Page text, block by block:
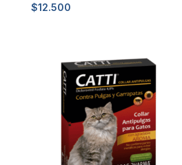
$12.500